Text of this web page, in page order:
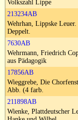
Volkszahl Lippe
213234AB
Wehrhan, Lippske
Deppelt.
7630AB
Wehrmann, Friedrich
aus Pädagogik
17856AB
Wieggrebe, Die
Abb. (4 farb.
211898AB
Wienke, Plattdeutscher